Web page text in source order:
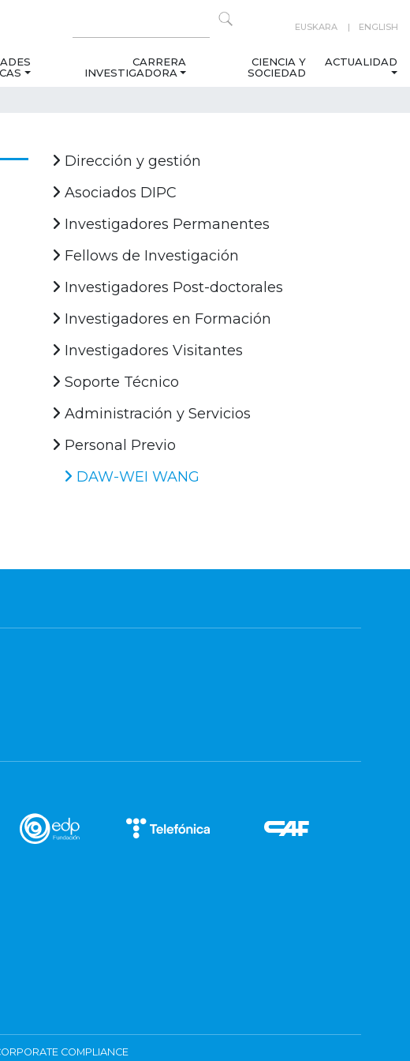
EUSKARA ENGLISH
CARRERA
INVESTIGADORA
CIENCIA Y
SOCIEDAD
ACTUALIDAD
Dirección y gestión
Asociados DIPC
Investigadores Permanentes
Fellows de Investigación
Investigadores Post-doctorales
Investigadores en Formación
Investigadores Visitantes
Soporte Técnico
Administración y Servicios
Personal Previo
DAW-WEI WANG
COMPLIANCE